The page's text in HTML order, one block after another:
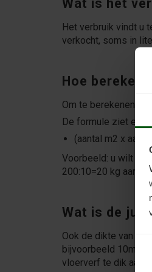
Wat is het
Het verbruik vindt u
verkocht, soms in
Hoe bereken
Om te berekenen
De formule ziet er
(aantal m2 x
Voorbeeld: u wilt
200:10=20 kg aan
Wat is de
Ook de dikte van de
bijvoorbeeld 10m2
vloerverf te dik